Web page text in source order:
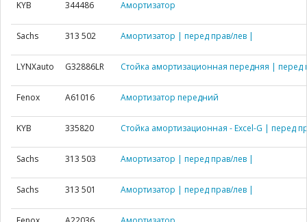
KYB 344486 Амортизатор
Sachs 313 502 Амортизатор | перед прав/лев |
LYNXauto G32886LR Стойка амортизационная передняя | перед
Fenox A61016 Амортизатор передний
KYB 335820 Стойка амортизационная - Excel-G | перед
Sachs 313 503 Амортизатор | перед прав/лев |
Sachs 313 501 Амортизатор | перед прав/лев |